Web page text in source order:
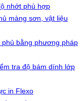
nhớt phù hợp
màng sơn, vật liệu
bằng phương pháp
tra độ bám dính lớp
in Flexo